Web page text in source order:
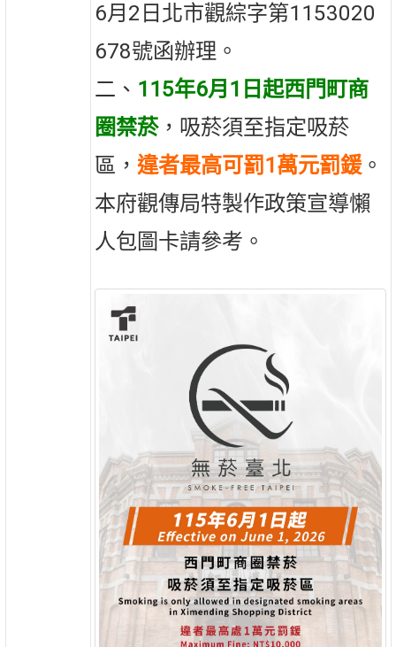
6月2日北市觀綜字第1153020
678號函辦理。
二、 115年6月1日起西門町商
圈禁菸，吸菸須至指定吸菸
區， 違者最高可罰1萬元罰鍰。
本府觀傳局特製作政策宣導懶
人包圖卡請參考。